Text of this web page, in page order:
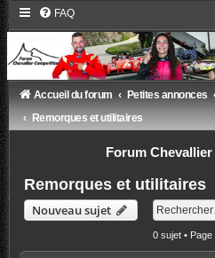
FAQ
Accueil du forum Petites annonces
Remorques et utilitaires
Forum
Remorques et utilitaires
Nouveau sujet
0 sujet • Page